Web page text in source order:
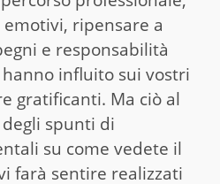
ripensare a
e responsabilità
influito sui vostri
gratificanti. Ma ciò al
spunti di
su come vedete il
farà sentire realizzati